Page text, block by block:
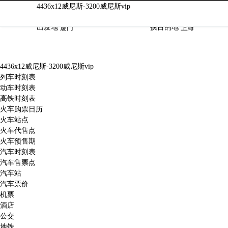
4436x12威尼斯-3200威尼斯vip
出发地
换目的地
4436x12威尼斯-3200威尼斯vip
列车时刻表
动车时刻表
高铁时刻表
火车购票日历
火车站点
火车代售点
火车预售期
汽车时刻表
汽车售票点
汽车站
汽车票价
机票
酒店
公交